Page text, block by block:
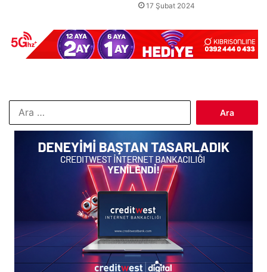
17 Şubat 2024